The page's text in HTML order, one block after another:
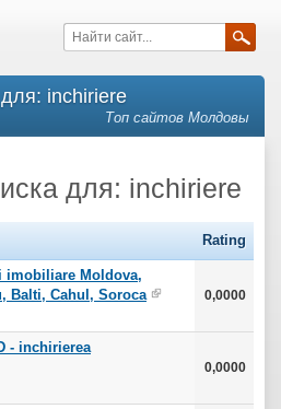
inchiriere
Топ сайтов Молдовы
для: inchiriere
Rating
imobiliare Moldova,
Balti, Cahul, Soroca
0,0000
- inchirierea
0,0000